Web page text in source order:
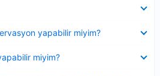
yapabilir miyim?
miyim?